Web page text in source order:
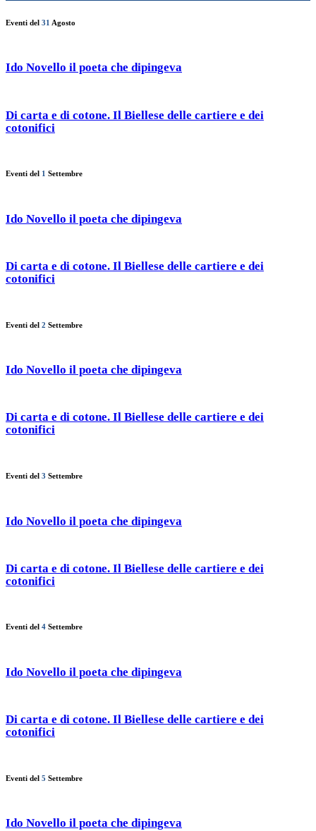
Eventi del 31 Agosto
Ido Novello il poeta che dipingeva
Di carta e di cotone. Il Biellese delle cartiere e dei
cotonifici
Eventi del 1 Settembre
Ido Novello il poeta che dipingeva
Di carta e di cotone. Il Biellese delle cartiere e dei
cotonifici
Eventi del 2 Settembre
Ido Novello il poeta che dipingeva
Di carta e di cotone. Il Biellese delle cartiere e dei
cotonifici
Eventi del 3 Settembre
Ido Novello il poeta che dipingeva
Di carta e di cotone. Il Biellese delle cartiere e dei
cotonifici
Eventi del 4 Settembre
Ido Novello il poeta che dipingeva
Di carta e di cotone. Il Biellese delle cartiere e dei
cotonifici
Eventi del 5 Settembre
Ido Novello il poeta che dipingeva